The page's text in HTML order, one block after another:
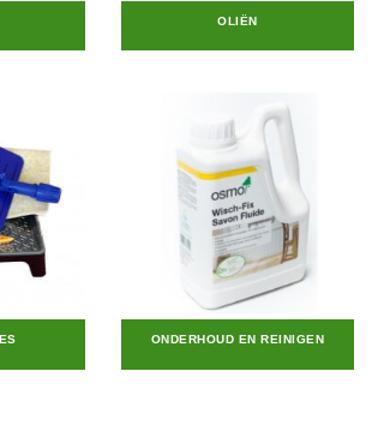
OLIËN
ONDERHOUD EN REINIGEN